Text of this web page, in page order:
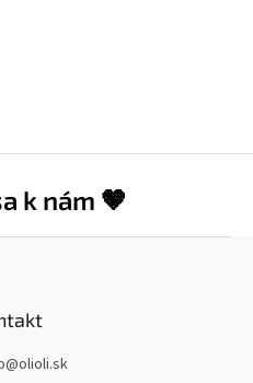
k nám 🤎
@olioli.sk